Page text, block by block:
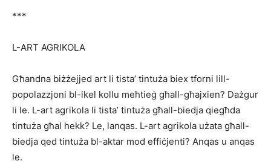
***
L-ART AGRIKOLA
Għandna biżżejjed art li tista’ tintuża biex tforni lill-
popolazzjoni bl-ikel kollu meħtieġ għall-għajxien? Dażgur
li le. L-art agrikola li tista’ tintuża għall-biedja qiegħda
tintuża għal hekk? Le, lanqas. L-art agrikola użata għall-
biedja qed tintuża bl-aktar mod effiċjenti? Anqas u anqas
le.